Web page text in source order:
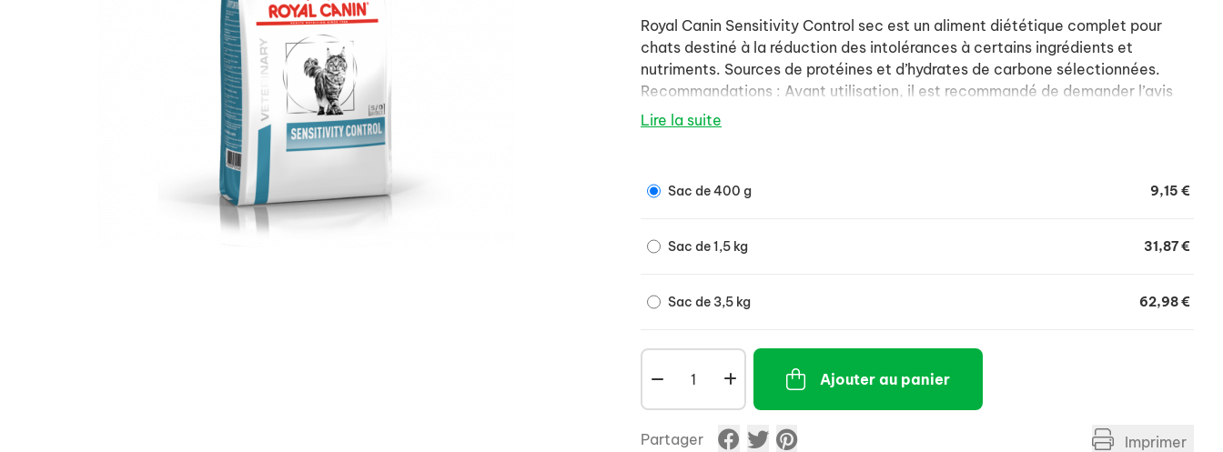
Royal Canin Sensitivity Control sec est un aliment diététique complet pour
chats destiné à la réduction des intolérances à certains ingrédients et
nutriments. Sources de protéines et d’hydrates de carbone sélectionnées.
Recommandations : Avant utilisation, il est recommandé de demander l’avis
d’un vétérinaire. Utiliser Sensitivity Control sec pendant une durée de 3 à 8
Lire la suite
Sac de 400 g 9,15 €
Sac de 1,5 kg 31,87 €
Sac de 3,5 kg 62,98 €
Ajouter au panier
Partager Imprimer